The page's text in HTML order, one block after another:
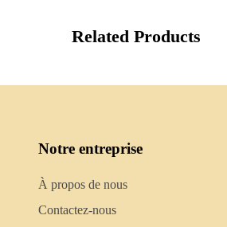
Related Products
Notre entreprise
À propos de nous
Contactez-nous